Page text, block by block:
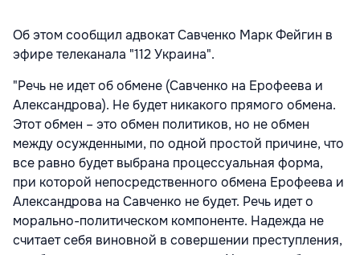
Об этом сообщил адвокат Савченко Марк Фейгин в
эфире телеканала "112 Украина".
"Речь не идет об обмене (Савченко на Ерофеева и
Александрова). Не будет никакого прямого обмена.
Этот обмен – это обмен политиков, но не обмен
между осужденными, по одной простой причине, что
все равно будет выбрана процессуальная форма,
при которой непосредственного обмена Ерофеева и
Александрова на Савченко не будет. Речь идет о
морально-политическом компоненте. Надежда не
считает себя виновной в совершении преступления,